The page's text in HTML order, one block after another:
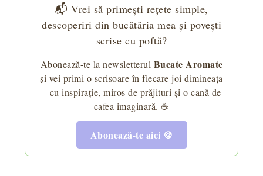
📬 Vrei să primești rețete simple,
descoperiri din bucătăria mea și povești
scrise cu poftă?
Abonează-te la newsletterul Bucate Aromate
și vei primi o scrisoare în fiecare joi dimineața
– cu inspirație, miros de prăjituri și o cană de
cafea imaginară. ☕
Abonează-te aici 🍪